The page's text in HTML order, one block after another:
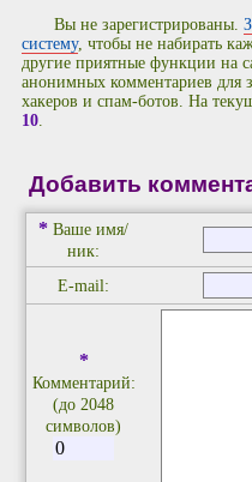
Вы не зарегистрированы.
систему, чтобы не набирать
другие приятные функции на
анонимных комментариев для
хакеров и спам-ботов. На
10
Добавить
* Ваше имя/
ник:
E-mail:
*
Комментарий:
(до 2048
символов)